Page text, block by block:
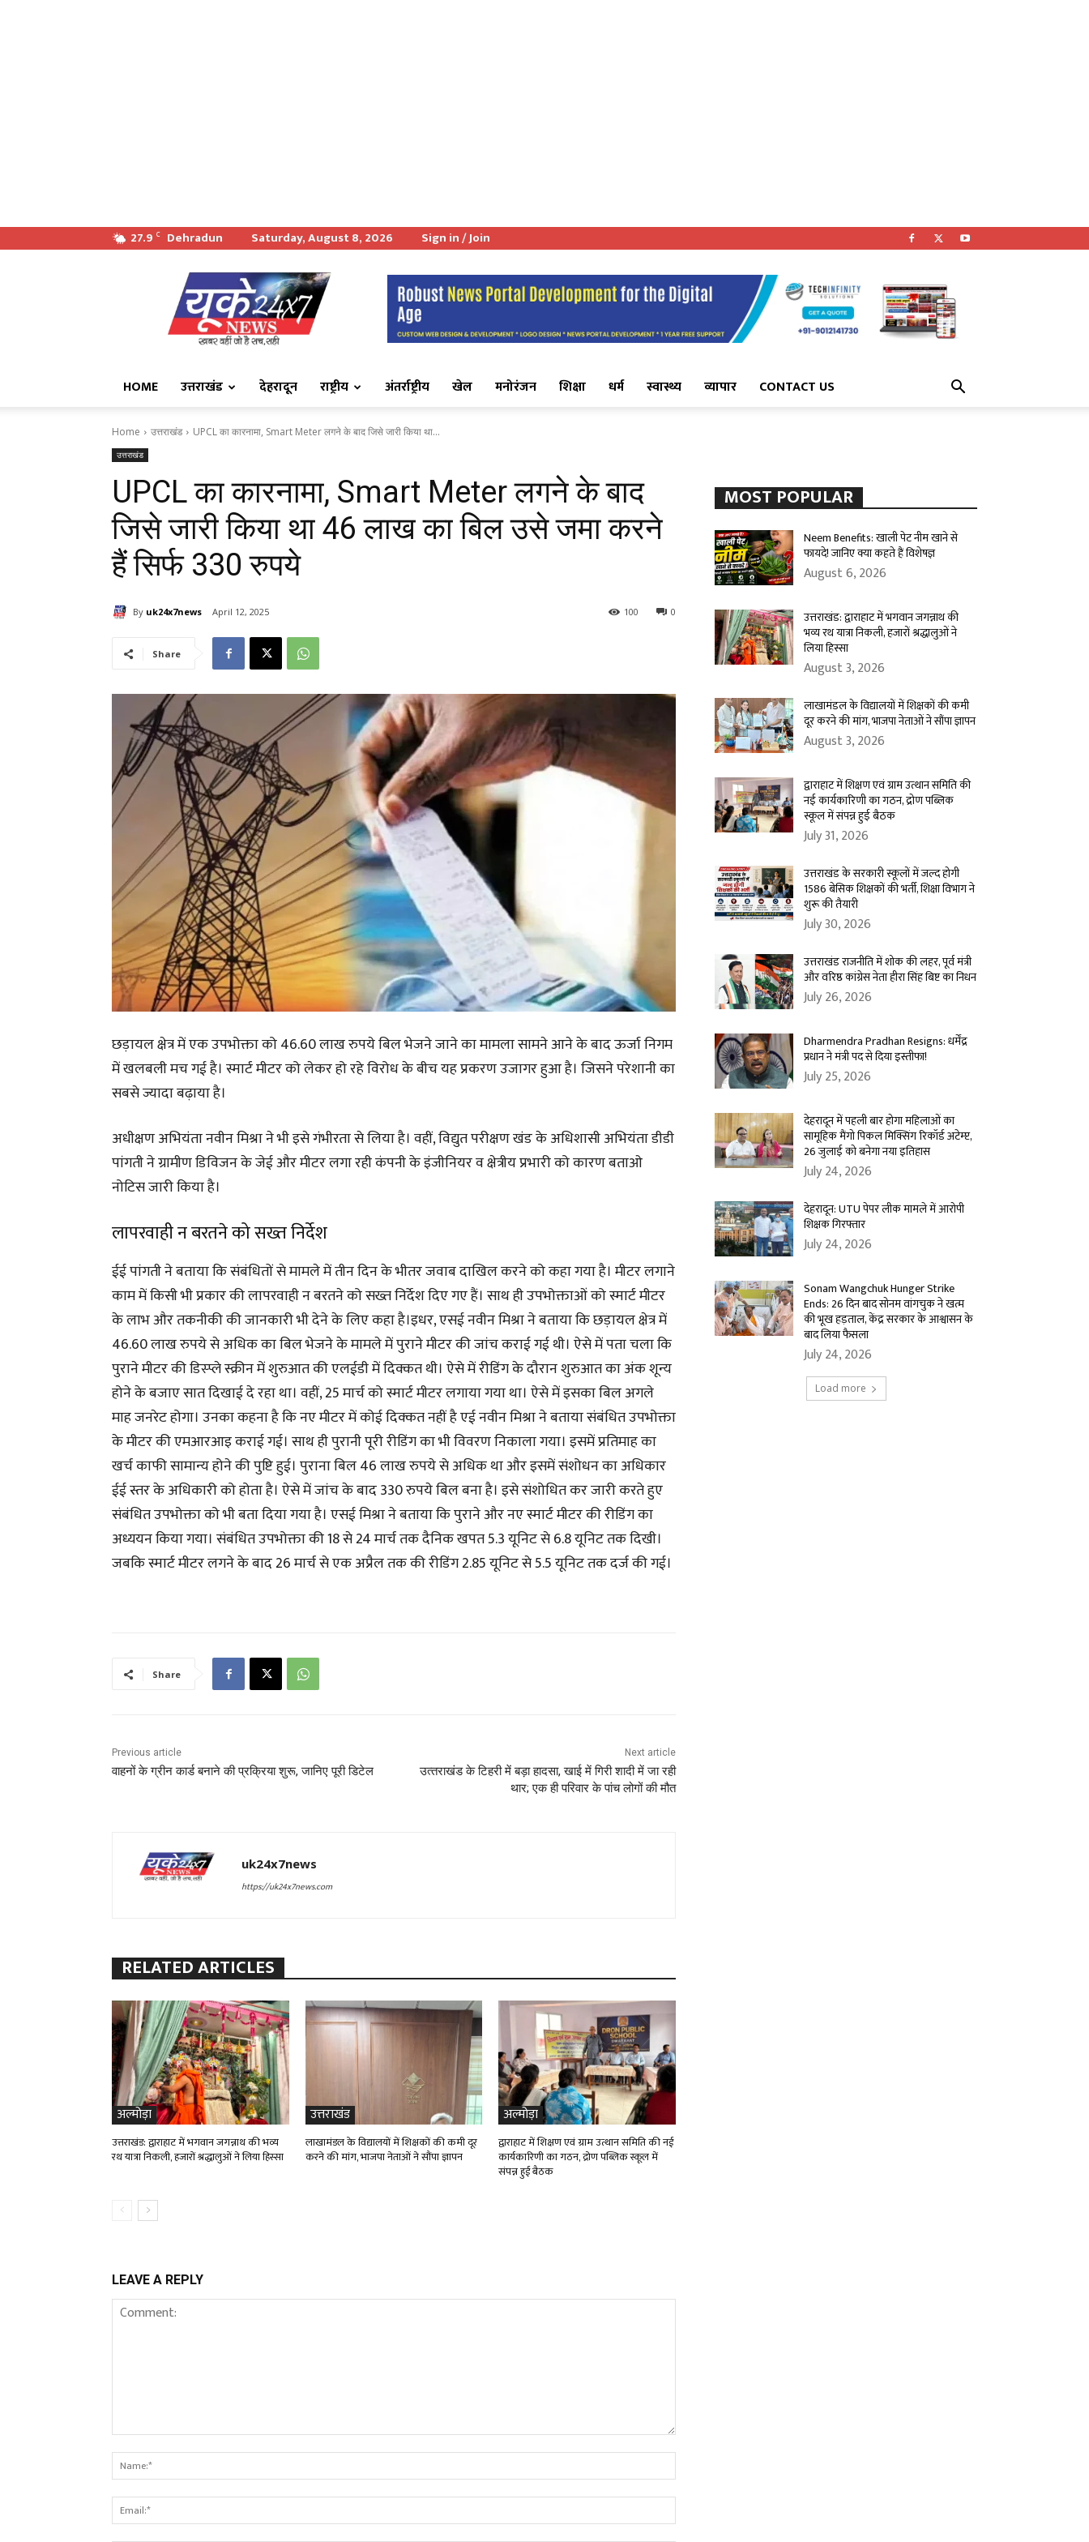
27.9 C Dehradun Saturday, August 8, 2026 Sign in / Join
खबर
वही
जो
सच
HOME उत्तराखंड देहरादून राष्ट्रीय अंतर्राष्ट्रीय खेल मनोरंजन शिक्षा धर्म स्वास्थ्य व्यापार CONTACT US
Home उत्तराखंड UPCL का कारनामा, Smart Meter लगने के बाद जिसे जारी किया था...
उत्तराखंड
UPCL का कारनामा, Smart Meter लगने के बाद
जिसे जारी किया था 46 लाख का बिल उसे जमा करने
हैं सिर्फ 330 रुपये
By uk24x7news April 12, 2025 0
100
Share
छड़ायल क्षेत्र में एक उपभोक्ता को 46.60 लाख रुपये बिल भेजने जाने का मामला सामने आने के बाद ऊर्जा निगम
में खलबली मच गई है। स्मार्ट मीटर को लेकर हो रहे विरोध के बीच यह प्रकरण उजागर हुआ है। जिसने परेशानी का
सबसे ज्यादा बढ़ाया है।
अधीक्षण अभियंता नवीन मिश्रा ने भी इसे गंभीरता से लिया है। वहीं, विद्युत परीक्षण खंड के अधिशासी अभियंता डीडी
पांगती ने ग्रामीण डिविजन के जेई और मीटर लगा रही कंपनी के इंजीनियर व क्षेत्रीय प्रभारी को कारण बताओ
नोटिस जारी किया है।
लापरवाही न बरतने को सख्त निर्देश
ईई पांगती ने बताया कि संबंधितों से मामले में तीन दिन के भीतर जवाब दाखिल करने को कहा गया है। मीटर लगाने
काम में किसी भी प्रकार की लापरवाही न बरतने को सख्त निर्देश दिए गए हैं। साथ ही उपभोक्ताओं को स्मार्ट मीटर
के लाभ और तकनीकी की जानकारी भी देने के लिए कहा है।इधर, एसई नवीन मिश्रा ने बताया कि छड़ायल क्षेत्र में
46.60 लाख रुपये से अधिक का बिल भेजने के मामले में पुराने मीटर की जांच कराई गई थी। ऐसे में पता चला कि
पुराने मीटर की डिस्प्ले स्क्रीन में शुरुआत की एलईडी में दिक्कत थी। ऐसे में रीडिंग के दौरान शुरुआत का अंक शून्य
होने के बजाए सात दिखाई दे रहा था। वहीं, 25 मार्च को स्मार्ट मीटर लगाया गया था। ऐसे में इसका बिल अगले
माह जनरेट होगा। उनका कहना है कि नए मीटर में कोई दिक्कत नहीं है एई नवीन मिश्रा ने बताया संबंधित उपभोक्ता
के मीटर की एमआरआइ कराई गई। साथ ही पुरानी पूरी रीडिंग का भी विवरण निकाला गया। इसमें प्रतिमाह का
खर्च काफी सामान्य होने की पुष्टि हुई। पुराना बिल 46 लाख रुपये से अधिक था और इसमें संशोधन का अधिकार
ईई स्तर के अधिकारी को होता है। ऐसे में जांच के बाद 330 रुपये बिल बना है। इसे संशोधित कर जारी करते हुए
संबंधित उपभोक्ता को भी बता दिया गया है। एसई मिश्रा ने बताया कि पुराने और नए स्मार्ट मीटर की रीडिंग का
अध्ययन किया गया। संबंधित उपभोक्ता की 18 से 24 मार्च तक दैनिक खपत 5.3 यूनिट से 6.8 यूनिट तक दिखी।
जबकि स्मार्ट मीटर लगने के बाद 26 मार्च से एक अप्रैल तक की रीडिंग 2.85 यूनिट से 5.5 यूनिट तक दर्ज की गई।
Share
Previous article
वाहनों के ग्रीन कार्ड बनाने की प्रक्रिया शुरू, जानिए पूरी डिटेल
Next article
उत्‍तराखंड के टिहरी में बड़ा हादसा, खाई में गिरी शादी में जा रही
थार; एक ही परिवार के पांच लोगों की मौत
uk24x7news
https://uk24x7news.com
RELATED ARTICLES
अल्मोड़ा
उत्तराखंड: द्वाराहाट में भगवान जगन्नाथ की भव्य
रथ यात्रा निकली, हजारों श्रद्धालुओं ने लिया हिस्सा
उत्तराखंड
लाखामंडल के विद्यालयों में शिक्षकों की कमी दूर
करने की मांग, भाजपा नेताओं ने सौंपा ज्ञापन
अल्मोड़ा
द्वाराहाट में शिक्षण एवं ग्राम उत्थान समिति की नई
कार्यकारिणी का गठन, द्रोण पब्लिक स्कूल में
संपन्न हुई बैठक
LEAVE A REPLY
MOST POPULAR
Neem Benefits: खाली पेट नीम खाने से
फायदे! जानिए क्या कहते हैं विशेषज्ञ
August 6, 2026
उत्तराखंड: द्वाराहाट में भगवान जगन्नाथ की
भव्य रथ यात्रा निकली, हजारों श्रद्धालुओं ने
लिया हिस्सा
August 3, 2026
लाखामंडल के विद्यालयों में शिक्षकों की कमी
दूर करने की मांग, भाजपा नेताओं ने सौंपा ज्ञापन
August 3, 2026
द्वाराहाट में शिक्षण एवं ग्राम उत्थान समिति की
नई कार्यकारिणी का गठन, द्रोण पब्लिक
स्कूल में संपन्न हुई बैठक
July 31, 2026
उत्तराखंड के सरकारी स्कूलों में जल्द होगी
1586 बेसिक शिक्षकों की भर्ती, शिक्षा विभाग ने
शुरू की तैयारी
July 30, 2026
उत्तराखंड राजनीति में शोक की लहर, पूर्व मंत्री
और वरिष्ठ कांग्रेस नेता हीरा सिंह बिष्ट का निधन
July 26, 2026
Dharmendra Pradhan Resigns: धर्मेंद्र
प्रधान ने मंत्री पद से दिया इस्तीफा!
July 25, 2026
देहरादून में पहली बार होगा महिलाओं का
सामूहिक मैंगो पिकल मिक्सिंग रिकॉर्ड अटेम्प्ट,
26 जुलाई को बनेगा नया इतिहास
July 24, 2026
देहरादून: UTU पेपर लीक मामले में आरोपी
शिक्षक गिरफ्तार
July 24, 2026
Sonam Wangchuk Hunger Strike
Ends: 26 दिन बाद सोनम वांगचुक ने खत्म
की भूख हड़ताल, केंद्र सरकार के आश्वासन के
बाद लिया फैसला
July 24, 2026
Load more